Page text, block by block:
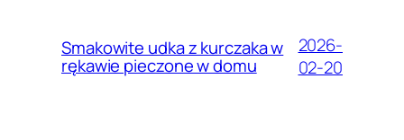
Smakowite udka z kurczaka w
rękawie pieczone w domu
2026-
02-20